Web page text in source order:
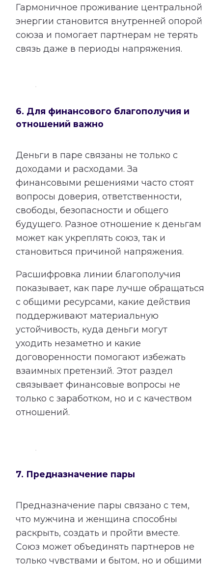
Гармоничное проживание центральной
энергии становится внутренней опорой
союза и помогает партнерам не терять
связь даже в периоды напряжения.
6. Для финансового благополучия и
отношений важно
Деньги в паре связаны не только с
доходами и расходами. За
финансовыми решениями часто стоят
вопросы доверия, ответственности,
свободы, безопасности и общего
будущего. Разное отношение к деньгам
может как укреплять союз, так и
становиться причиной напряжения.
Расшифровка линии благополучия
показывает, как паре лучше обращаться
с общими ресурсами, какие действия
поддерживают материальную
устойчивость, куда деньги могут
уходить незаметно и какие
договоренности помогают избежать
взаимных претензий. Этот раздел
связывает финансовые вопросы не
только с заработком, но и с качеством
отношений.
7. Предназначение пары
Предназначение пары связано с тем,
что мужчина и женщина способны
раскрыть, создать и пройти вместе.
Союз может объединять партнеров не
только чувствами и бытом, но и общими